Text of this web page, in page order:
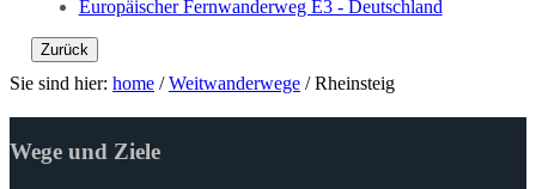
Europäischer Fernwanderweg E3 - Deutschland
Zurück
Sie sind hier: home /Weitwanderwege /Rheinsteig
Wege und Ziele